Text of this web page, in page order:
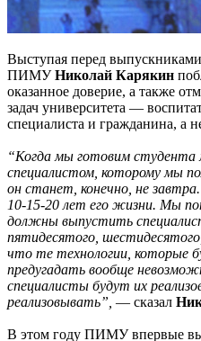
Выступая перед
ПИМУНиколай Карякин
оказанное доверие, а также
задач университета —
специалиста и гражданина, а
“Когда мы готовим
специалистом, которому мы
он станет, конечно, не
10-15-20 лет его жизни. Мы
должны выпустить
пятидесятого,
что те технологии, которые
предугадать вообще
специалисты будут их
реализовывать”, — сказал
В этом году ПИМУ впервые